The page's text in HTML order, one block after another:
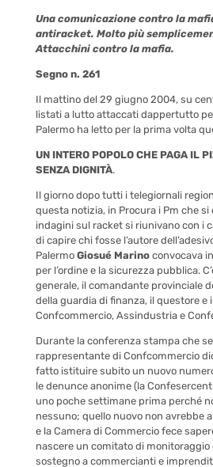
Una comunicazione contro la
antiracket. Molto più
Attacchini contro la mafia.
Segno n. 261
Il mattino del 29 giugno 2004, su
listati a lutto attaccati dappertutto
Palermo ha letto per la prima volta
UN INTERO POPOLO CHE PAGA IL
SENZA DIGNITÀ.
Il giorno dopo tutti i telegiornali
questa notizia, in Procura i Pm che si
indagini sul racket si riunivano con i
di capire chi fosse l’autore
PalermoGiosué Marinoconvocava
per l’ordine e la sicurezza pubblica.
generale, il comandante provinciale
della guardia di finanza, il questore e
Confcommercio, Assindustria e
Durante la conferenza stampa che
rappresentante di Confcommercio
fatto istituire subito un nuovo
le denunce anonime (la
uno poche settimane prima perché
nessuno; quello nuovo non avrebbe
e la Camera di Commercio fece
nascere un comitato di monitoraggio
sostegno a commercianti e